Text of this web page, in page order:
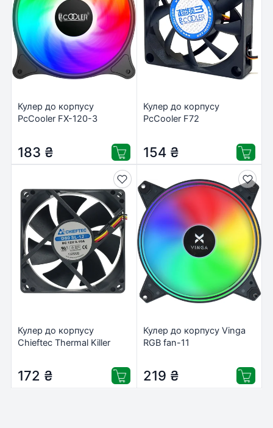
Кулер до корпусу
PcCooler FX-120-3
183 ₴
Кулер до корпусу
PcCooler F72
154 ₴
Кулер до корпусу
Chieftec Thermal Killer
172 ₴
Кулер до корпусу Vinga
RGB fan-11
219 ₴